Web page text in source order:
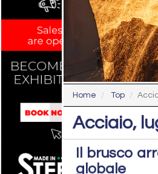
Home Top
Acciaio,
Il brusco
globale